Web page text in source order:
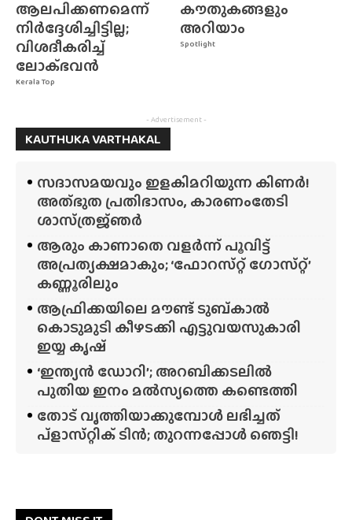
Kerala Top
ആലപിക്കണമെന്ന്
നിർദ്ദേശിച്ചിട്ടില്ല;
വിശദീകരിച്ച്
ലോക്‌ഭവൻ
Spotlight
കൗതുകങ്ങളും
അറിയാം
- Advertisement -
KAUTHUKA VARTHAKAL
സദാസമയവും ഇളകിമറിയുന്ന കിണർ!
അത്‌ഭുത പ്രതിഭാസം, കാരണംതേടി
ശാസ്‌ത്രജ്‌ഞർ
ആരും കാണാതെ വളർന്ന് പൂവിട്ട്
അപ്രത്യക്ഷമാകും; ‘ഫോറസ്‌റ്റ്‌ ഗോസ്‌റ്റ്’
കണ്ണൂരിലും
ആഫ്രിക്കയിലെ മൗണ്ട് ടുബ്‌കാൽ
കൊടുമുടി കീഴടക്കി എട്ടുവയസുകാരി
ഇയ്യ കൃഷ്
‘ഇന്ത്യൻ ഡോറി’; അറബിക്കടലിൽ
പുതിയ ഇനം മൽസ്യത്തെ കണ്ടെത്തി
തോട് വൃത്തിയാക്കുമ്പോൾ ലഭിച്ചത്
പ്‌ളാസ്‌റ്റിക് ടിൻ; തുറന്നപ്പോൾ ഞെട്ടി!